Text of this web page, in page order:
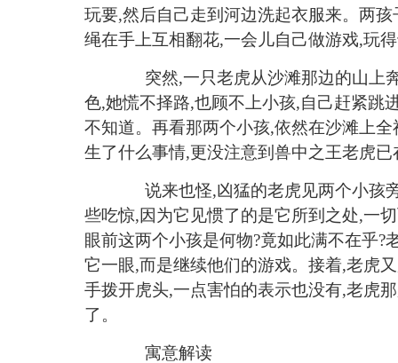
玩要,然后自己走到河边洗起衣服来。两
绳在手上互相翻花,一会儿自己做游戏,玩
突然,一只老虎从沙滩那边的山上
色,她慌不择路,也顾不上小孩,自己赶紧跳
不知道。再看那两个小孩,依然在沙滩上
生了什么事情,更没注意到兽中之王老虎
说来也怪,凶猛的老虎见两个小孩
些吃惊,因为它见惯了的是它所到之处,一
眼前这两个小孩是何物?竟如此满不在乎
它一眼,而是继续他们的游戏。接着,老虎
手拨开虎头,一点害怕的表示也没有,老虎
了。
寓意解读